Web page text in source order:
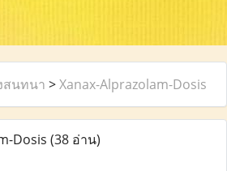
สนทนา >Xanax-Alprazolam-Dosis
Dosis (38 อ่าน)